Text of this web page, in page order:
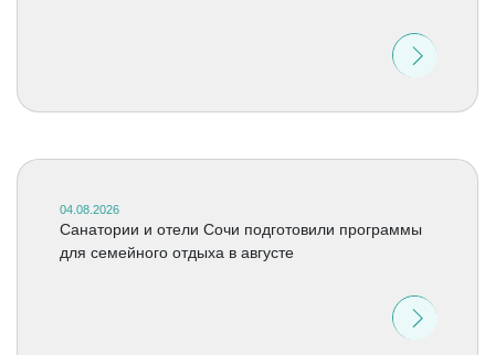
04.08.2026
Санатории и отели Сочи подготовили программы
для семейного отдыха в августе